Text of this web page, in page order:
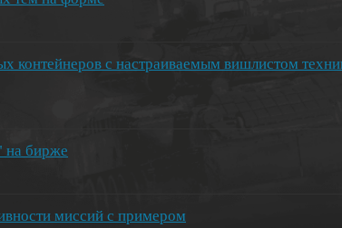
контейнеров с настраиваемым вишлистом
на бирже
миссий с примером